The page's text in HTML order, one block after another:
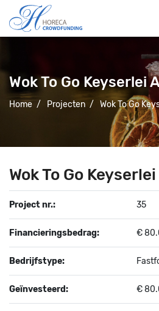
Wok To Go Keyserlei
Home / Projecten / Wok To Go
Wok To Go
Project nr.: 35
Financieringsbedrag: €
Bedrijfstype:
Geïnvesteerd: €